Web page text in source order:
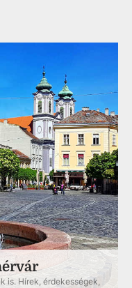
is. Hírek, érdekességek,